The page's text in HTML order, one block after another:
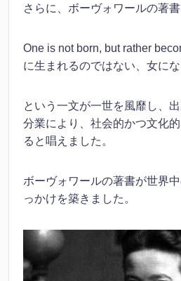
さらに、ボーヴォワールの著
One is not born, but rather
に生まれるのではない、女にな
という一文が一世を風靡し、
分業により、社会的かつ文化
ると唱えました。
ボーヴォワールの著書が世界
っかけを築きました。